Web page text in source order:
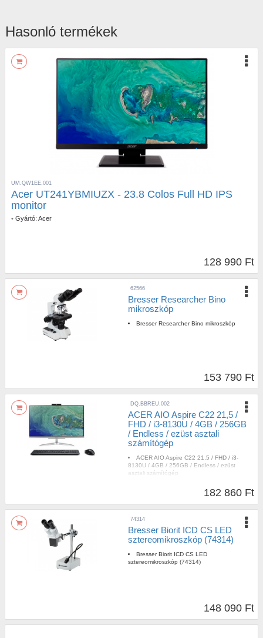
Hasonló termékek
UM.QW1EE.001
Acer UT241YBMIUZX - 23.8 Colos Full HD IPS
monitor
• Gyártó: Acer
128 990 Ft
62566
Bresser Researcher Bino
mikroszkóp
Bresser Researcher Bino mikroszkóp
153 790 Ft
DQ.BBREU.002
ACER AIO Aspire C22 21,5 /
FHD / i3-8130U / 4GB / 256GB
/ Endless / ezüst asztali
számítógép
ACER AIO Aspire C22 21,5 / FHD / i3-
8130U / 4GB / 256GB / Endless / ezüst
asztali számítógép
182 860 Ft
74314
Bresser Biorit ICD CS LED
sztereomikroszkóp (74314)
Bresser Biorit ICD CS LED
sztereomikroszkóp (74314)
148 090 Ft